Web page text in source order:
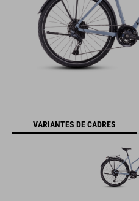
VARIANTES DE CADRES